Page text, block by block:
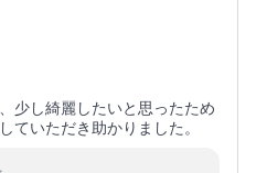
少し綺麗したいと思ったため
ていただき助かりました。